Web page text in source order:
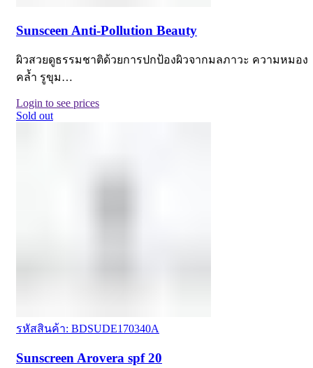
Sunsceen Anti-Pollution Beauty
ผิวสวยดูธรรมชาติด้วยการปกป้องผิวจากมลภาวะ ความหมอง
คล้ำ รูขุม…
Login to see prices
Sold out
รหัสสินค้า: BDSUDE170340A
Sunscreen Arovera spf 20